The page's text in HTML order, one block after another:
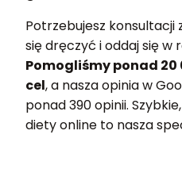
Potrzebujesz
się dręczyć i oddaj się w
Pomogliśmy ponad
cel, a nasza opinia w
ponad 390 opinii.
diety online to nasza